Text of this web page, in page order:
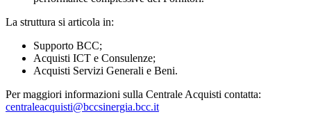
La struttura si articola in:
Supporto BCC;
Acquisti ICT e Consulenze;
Acquisti Servizi Generali e Beni.
Per maggiori informazioni sulla Centrale Acquisti contatta:
centraleacquisti@bccsinergia.bcc.it